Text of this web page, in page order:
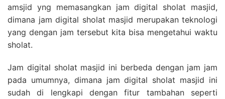
amsjid yng memasangkan jam digital sholat masjid,
dimana jam digital sholat masjid merupakan teknologi
yang dengan jam tersebut kita bisa mengetahui waktu
sholat.
Jam digital sholat masjid ini berbeda dengan jam jam
pada umumnya, dimana jam digital sholat masjid ini
sudah di lengkapi dengan fitur tambahan seperti